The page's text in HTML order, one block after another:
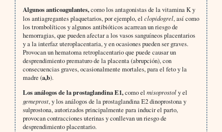
Algunos anticoagulantes,como los antagonistas de la vitamina K y
los antiagregantes plaquetarios, por ejemplo, el clopidogrel, así como
los trombolíticos y algunos antibióticos acarrean un riesgo de
hemorragias, que pueden afectar a los vasos sanguíneos placentarios
y a la interfaz uteroplacentaria, y en ocasiones pueden ser graves.
Provocan un hematoma retroplacentario que puede causar un
desprendimiento prematuro de la placenta (abrupción), con
consecuencias graves, ocasionalmente mortales, para el feto y la
madre (a,b).
Los análogos de la prostaglandina E1,como el misoprostoly el
gemeprost, y los análogos de la prostaglandina E2 dinoprostona y
sulprostona, autorizados principalmente para inducir el parto,
provocan contracciones uterinas y conllevan un riesgo de
desprendimiento placentario.